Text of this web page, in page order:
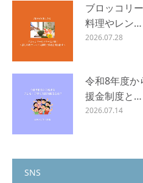
ブロッコリ
料理やレン…
2026.07.28
令和8年度か
援金制度と…
2026.07.14
SNS